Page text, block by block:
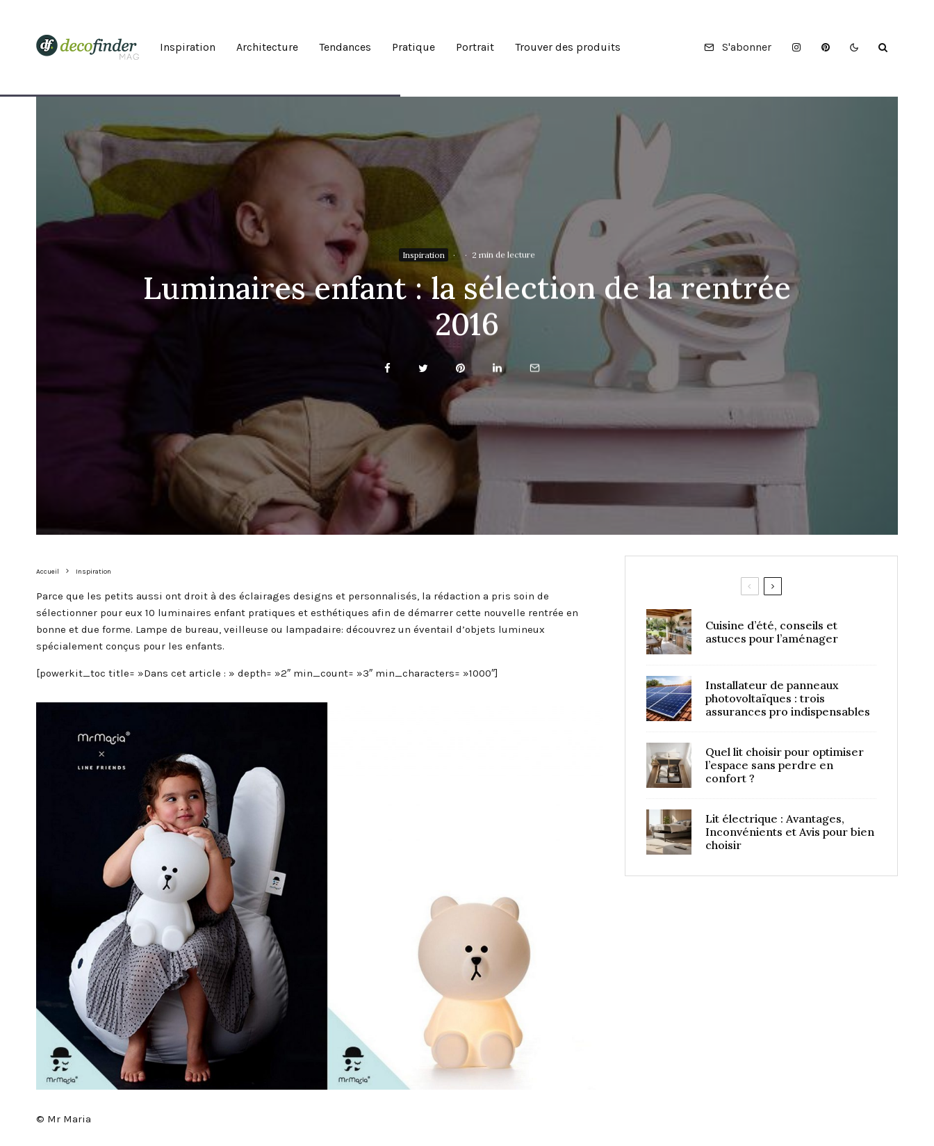
Inspiration Architecture Tendances Pratique Portrait Trouver des produits S'abonner
Inspiration · · 2 min de lecture
Luminaires enfant : la sélection de la rentrée
2016
Accueil Inspiration
Parce que les petits aussi ont droit à des éclairages designs et personnalisés, la rédaction a pris soin de
sélectionner pour eux 10 luminaires enfant pratiques et esthétiques afin de démarrer cette nouvelle rentrée en
bonne et due forme. Lampe de bureau, veilleuse ou lampadaire: découvrez un éventail d’objets lumineux
spécialement conçus pour les enfants.
[powerkit_toc title= »Dans cet article : » depth= »2″ min_count= »3″ min_characters= »1000″]
© Mr Maria
Cuisine d’été, conseils et
astuces pour l’aménager
Installateur de panneaux
photovoltaïques : trois
assurances pro indispensables
Quel lit choisir pour optimiser
l’espace sans perdre en
confort ?
Lit électrique : Avantages,
Inconvénients et Avis pour bien
choisir